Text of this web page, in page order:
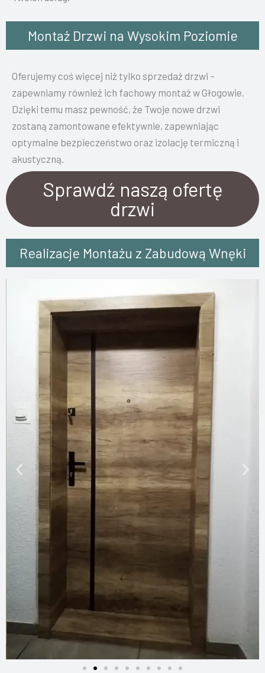
Montaż Drzwi na Wysokim Poziomie
Oferujemy coś więcej niż tylko sprzedaż drzwi –
zapewniamy również ich fachowy montaż w Głogowie.
Dzięki temu masz pewność, że Twoje nowe drzwi
zostaną zamontowane efektywnie, zapewniając
optymalne bezpieczeństwo oraz izolację termiczną i
akustyczną.
Sprawdź naszą ofertę
drzwi
Realizacje Montażu z Zabudową Wnęki